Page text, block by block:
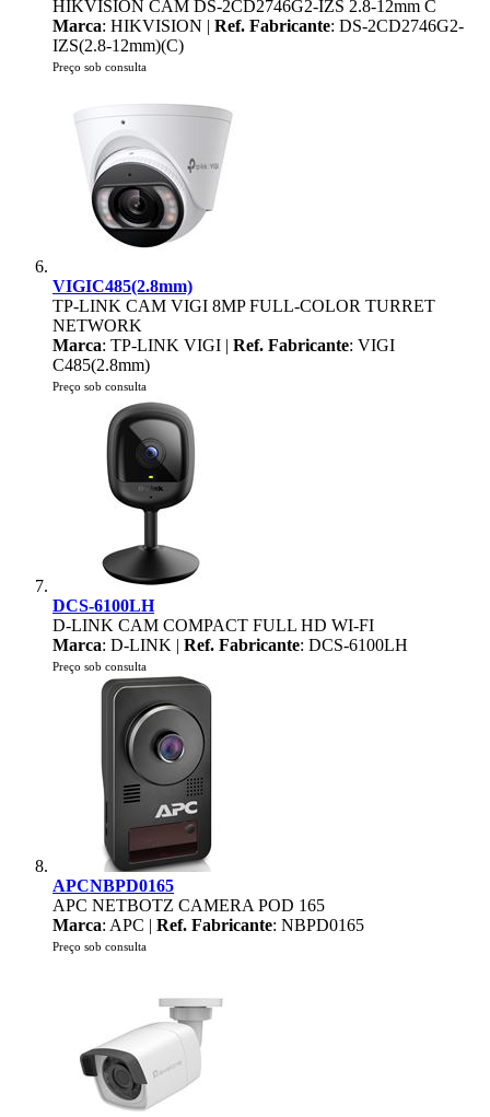
HIKVISION CAM DS-2CD2746G2-IZS 2.8-12mm C
Marca: HIKVISION | Ref. Fabricante: DS-2CD2746G2-
IZS(2.8-12mm)(C)
Preço sob consulta
VIGIC485(2.8mm)
TP-LINK CAM VIGI 8MP FULL-COLOR TURRET
NETWORK
Marca: TP-LINK VIGI | Ref. Fabricante: VIGI
C485(2.8mm)
Preço sob consulta
DCS-6100LH
D-LINK CAM COMPACT FULL HD WI-FI
Marca: D-LINK | Ref. Fabricante: DCS-6100LH
Preço sob consulta
APCNBPD0165
APC NETBOTZ CAMERA POD 165
Marca: APC | Ref. Fabricante: NBPD0165
Preço sob consulta